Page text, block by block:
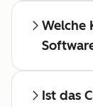
Welche
Ist das